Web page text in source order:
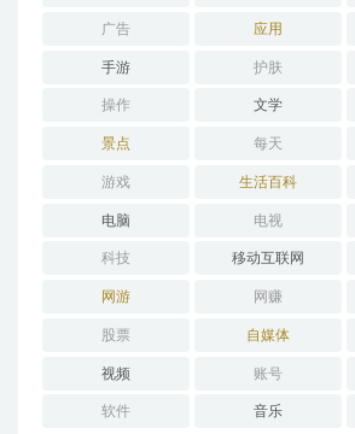
广告 应用
手游 护肤
操作 文学
景点 每天
游戏 生活百科
电脑 电视
科技 移动互联网
网游 网赚
股票 自媒体
视频 账号
软件 音乐